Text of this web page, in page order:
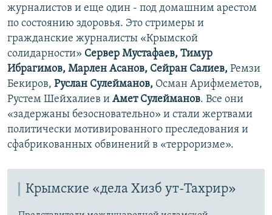
журналистов и еще один - под домашним арестом
по состоянию здоровья. Это стримеры и
гражданские журналисты «Крымской
солидарности» Сервер Мустафаев, Тимур
Ибрагимов, Марлен Асанов, Сейран Салиев, Ремзи
Бекиров, Руслан Сулейманов, Осман Арифмеметов,
Рустем Шейхалиев и Амет Сулейманов. Все они
«задержаны безосновательно» и стали жертвами
политически мотивированного преследования и
сфабрикованных обвинений в «терроризме».
Крымские «дела Хизб ут-Тахрир»